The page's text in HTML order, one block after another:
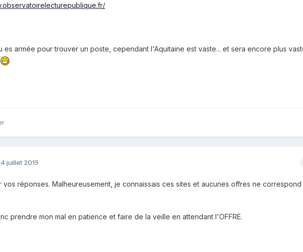
es armée pour trouver un poste, cependant l'Aquitaine est vaste... et sera encore plus
juillet 2015
vos réponses. Malheureusement, je connaissais ces sites et aucunes offres ne correspond
prendre mon mal en patience et faire de la veille en attendant l'OFFRE.